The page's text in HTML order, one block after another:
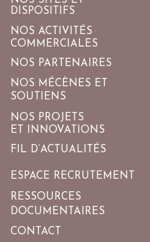
DISPOSITIFS
NOS ACTIVITÉS
COMMERCIALES
NOS PARTENAIRES
NOS MÉCÈNES ET
SOUTIENS
NOS PROJETS
ET INNOVATIONS
FIL D’ACTUALITÉS
ESPACE RECRUTEMENT
RESSOURCES
DOCUMENTAIRES
CONTACT